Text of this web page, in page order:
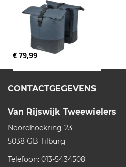
€ 79,99
CONTACTGEGEVENS
Van Rijswijk Tweewielers
Noordhoekring 23
5038 GB Tilburg
Telefoon: 013-5434508